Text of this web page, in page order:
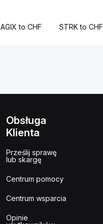
AGIX to CHF STRK to CHF
Obsługa
Klienta
Prześlij sprawę
lub skargę
Centrum pomocy
Centrum wsparcia
Opinie